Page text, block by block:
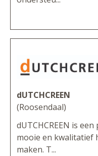
dUTCHCREEN
(Roosendaal)
dUTCHCREEN is
mooie en kwalitatief
maken. T...